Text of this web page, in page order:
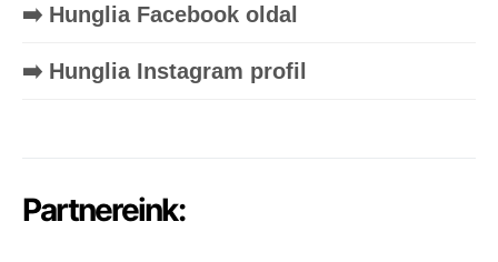
➡️ Hunglia Facebook oldal
➡️ Hunglia Instagram profil
Partnereink: